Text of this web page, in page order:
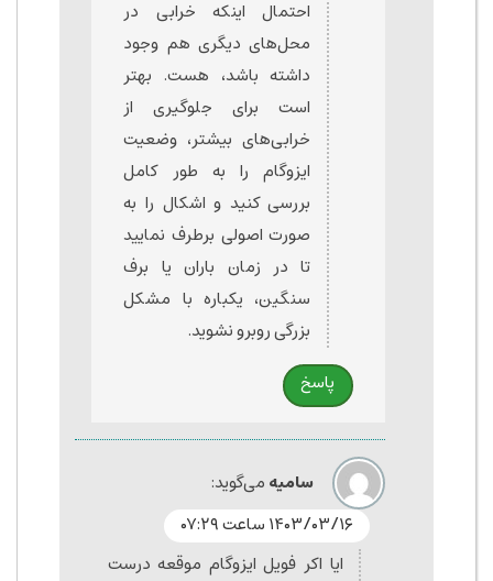
احتمال اینکه خرابی در
محل‌های دیگری هم وجود
داشته باشد، هست. بهتر
است برای جلوگیری از
خرابی‌های بیشتر، وضعیت
ایزوگام را به طور کامل
بررسی کنید و اشکال را به
صورت اصولی برطرف نمایید
تا در زمان باران یا برف
سنگین، یکباره با مشکل
بزرگی روبرو نشوید.
پاسخ
سامیهمی‌گوید:
۱۴۰۳/۰۳/۱۶ ساعت ۰۷:۲۹
ایا اکر فویل ایزوگام موقعه درست